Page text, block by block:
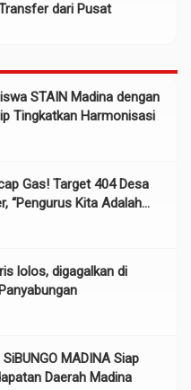
dari Pusat
STAIN Madina dengan
Tingkatkan Harmonisasi
Gas! Target 404 Desa
“Pengurus Kita Adalah
lolos, digagalkan di
MADINA Siap
Daerah Madina